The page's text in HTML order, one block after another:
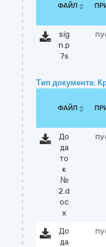
ФАЙЛ
sig
n.p
7s
Тип документа:
ФАЙЛ
До
да
то
к
№
2.d
oc
x
До
да